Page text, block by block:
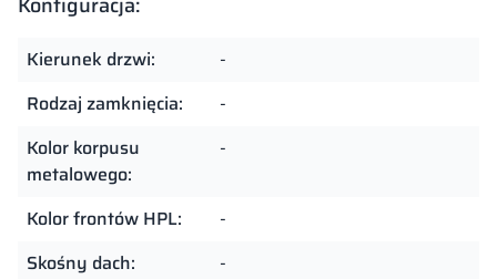
Kierunek drzwi:
-
Rodzaj zamknięcia:
-
Kolor korpusu
metalowego:
-
Kolor frontów HPL:
-
Skośny dach:
-